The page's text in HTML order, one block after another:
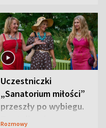
Uczestniczki
„Sanatorium miłości”
przeszły po wybiegu.
Te stylizacje
Rozmowy